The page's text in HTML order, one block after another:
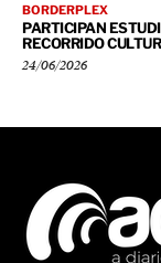
BORDERPLEX
PARTICIPAN
RECORRIDO
24/06/2026